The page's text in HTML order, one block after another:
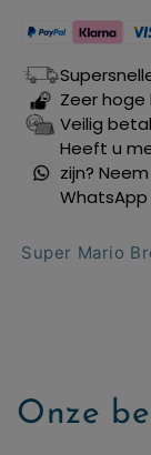
longsleeve
mt.
104Zeer
Veilig
Heeft u
zijn?
Super Mario
Onze